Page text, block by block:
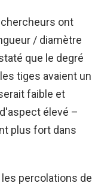
ont
/ diamètre
que le degré
tiges avaient un
faible et
élevé –
plus fort dans
percolations de